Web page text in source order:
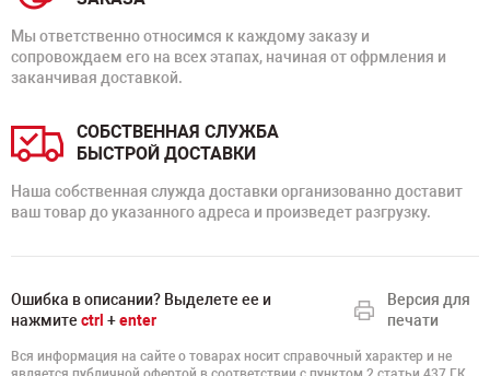
Мы ответственно относимся к каждому заказу и
сопровождаем его на всех этапах, начиная от офрмления и
заканчивая доставкой.
СОБСТВЕННАЯ СЛУЖБА
БЫСТРОЙ ДОСТАВКИ
Наша собственная служда доставки организованно доставит
ваш товар до указанного адреса и произведет разгрузку.
Ошибка в описании? Выделете ее и
нажмите ctrl +enter
Версия для
печати
Вся информация на сайте о товарах носит справочный характер и не